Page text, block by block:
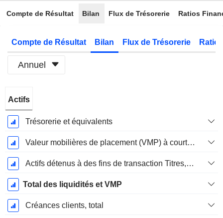
Compte de Résultat Bilan Flux de Trésorerie Ratios
Compte de Résultat Bilan Flux de Trésorerie
Annuel
Fiscale:
Décembre
Actifs
Trésorerie et équivalents
Valeur mobilières de placement (VMP) à court terme
Actifs détenus à des fins de transaction Titres, totalActifs détenus à des fins de transactions (Trading), Total.
Total des liquidités et VMP
Créances clients, total